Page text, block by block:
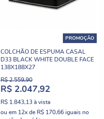
PROMOÇÃO
COLCHÃO DE ESPUMA CASAL
D33 BLACK WHITE DOUBLE FACE
138X188X27
R$ 2.559,90
R$ 2.047,92
R$ 1.843,13 à vista
ou em 12x de R$ 170,66 iguais no